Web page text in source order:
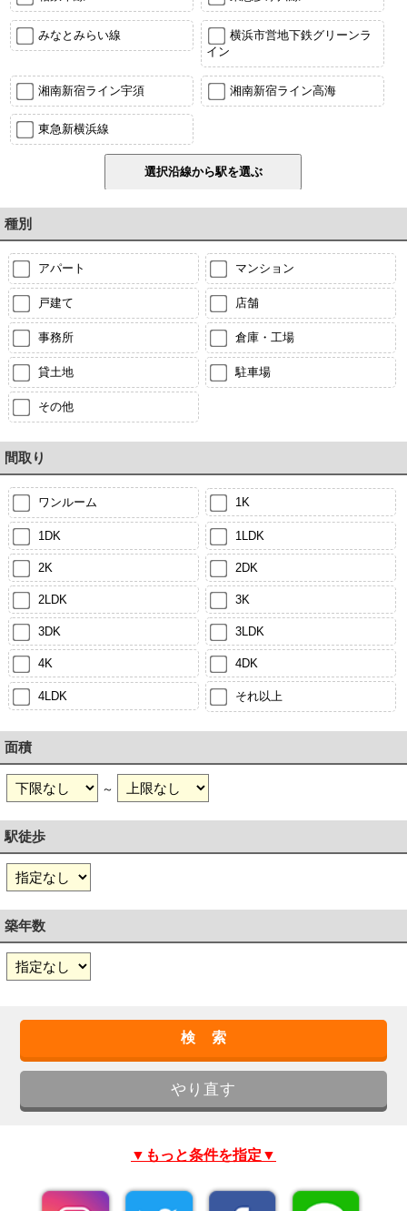
みなとみらい線
横浜市営地下鉄グリーンラ
イン
湘南新宿ライン宇須 湘南新宿ライン高海
東急新横浜線
種別
アパート マンション
戸建て 店舗
事務所 倉庫・工場
貸土地 駐車場
その他
間取り
ワンルーム 1K
1DK 1LDK
2K 2DK
2LDK 3K
3DK 3LDK
4K 4DK
4LDK それ以上
面積
～
駅徒歩
築年数
▼もっと条件を指定▼